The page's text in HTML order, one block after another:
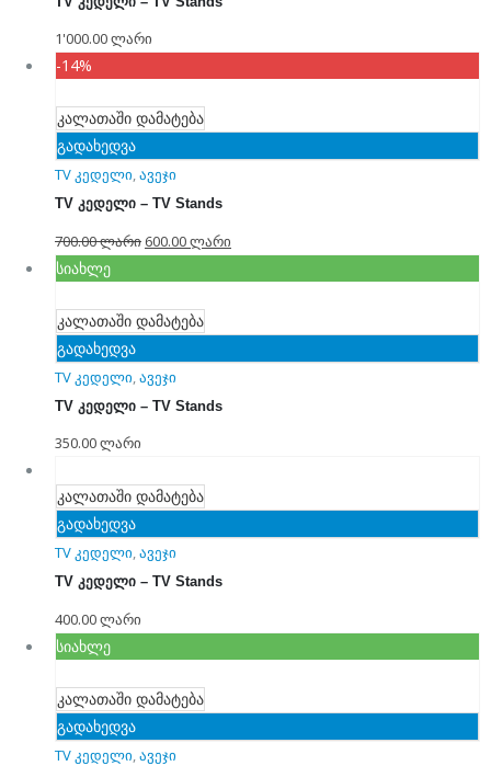
1'000.00ლარი
-14%
კალათაში დამატება
გადახედვა
TV კედელი,ავეჯი
TV კედელი – TV Stands
700.00ლარი 600.00ლარი
სიახლე
კალათაში დამატება
გადახედვა
TV კედელი,ავეჯი
TV კედელი – TV Stands
350.00ლარი
კალათაში დამატება
გადახედვა
TV კედელი,ავეჯი
TV კედელი – TV Stands
400.00ლარი
სიახლე
კალათაში დამატება
გადახედვა
TV კედელი,ავეჯი